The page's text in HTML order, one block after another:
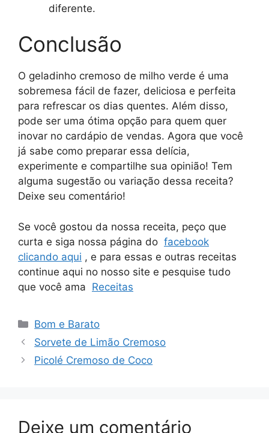
diferente.
Conclusão
O geladinho cremoso de milho verde é uma
sobremesa fácil de fazer, deliciosa e perfeita
para refrescar os dias quentes. Além disso,
pode ser uma ótima opção para quem quer
inovar no cardápio de vendas. Agora que você
já sabe como preparar essa delícia,
experimente e compartilhe sua opinião! Tem
alguma sugestão ou variação dessa receita?
Deixe seu comentário!
Se você gostou da nossa receita, peço que
curta e siga nossa página do facebook
clicando aqui , e para essas e outras receitas
continue aqui no nosso site e pesquise tudo
que você ama Receitas
Categorias
Bom e Barato
Sorvete de Limão Cremoso
Picolé Cremoso de Coco
Deixe um comentário